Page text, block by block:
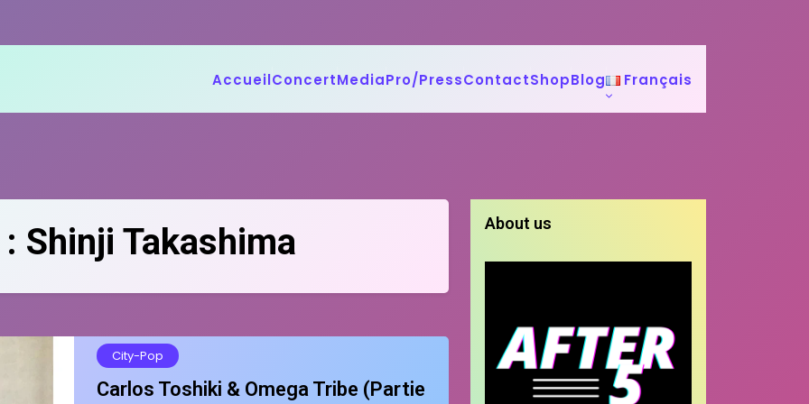
AccueilConcertMediaPro/PressContactShopBlog Français
Shinji Takashima
City-Pop
Carlos Toshiki & Omega Tribe (Partie
About us